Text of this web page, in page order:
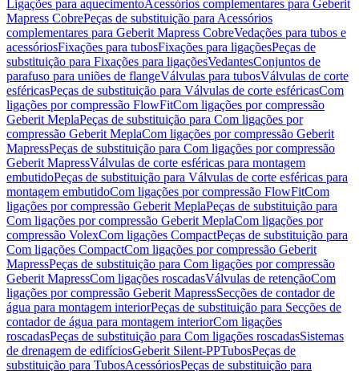
Ligações para aquecimentoAcessórios complementares para Geberit
Mapress CobrePeças de substituição para Acessórios
complementares para Geberit Mapress CobreVedações para tubos e
acessóriosFixações para tubosFixações para ligaçõesPeças de
substituição para Fixações para ligaçõesVedantesConjuntos de
parafuso para uniões de flangeVálvulas para tubosVálvulas de corte
esféricasPeças de substituição para Válvulas de corte esféricasCom
ligações por compressão FlowFitCom ligações por compressão
Geberit MeplaPeças de substituição para Com ligações por
compressão Geberit MeplaCom ligações por compressão Geberit
MapressPeças de substituição para Com ligações por compressão
Geberit MapressVálvulas de corte esféricas para montagem
embutidoPeças de substituição para Válvulas de corte esféricas para
montagem embutidoCom ligações por compressão FlowFitCom
ligações por compressão Geberit MeplaPeças de substituição para
Com ligações por compressão Geberit MeplaCom ligações por
compressão VolexCom ligações CompactPeças de substituição para
Com ligações CompactCom ligações por compressão Geberit
MapressPeças de substituição para Com ligações por compressão
Geberit MapressCom ligações roscadasVálvulas de retençãoCom
ligações por compressão Geberit MapressSecções de contador de
água para montagem interiorPeças de substituição para Secções de
contador de água para montagem interiorCom ligações
roscadasPeças de substituição para Com ligações roscadasSistemas
de drenagem de edifíciosGeberit Silent-PPTubosPeças de
substituição para TubosAcessóriosPeças de substituição para